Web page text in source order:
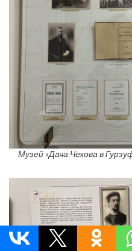
Музей «Дача Чехова в